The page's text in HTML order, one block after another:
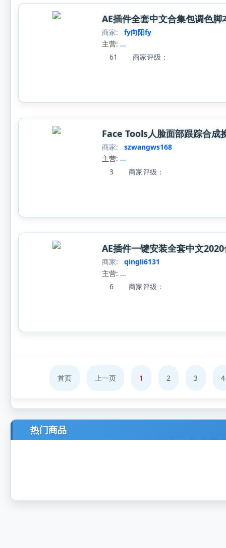
AE插件全套中文合集包调色
商家:
fy向阳fy
主营: ...
61
商家评级：
Face Tools人脸面部跟踪合成
商家:
szwangws168
主营: ...
3
商家评级：
AE插件一键安装全套中文
商家:
qingli6131
主营: ...
6
商家评级：
首页 上一页 1 2 3 4
热门商品